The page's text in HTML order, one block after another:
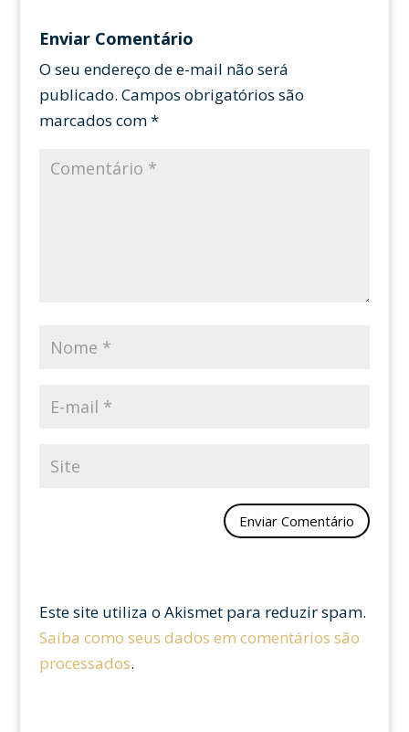
Enviar Comentário
O seu endereço de e-mail não será
publicado. Campos obrigatórios são
marcados com*
Este site utiliza o Akismet para reduzir spam.
Saiba como seus dados em comentários são
processados.